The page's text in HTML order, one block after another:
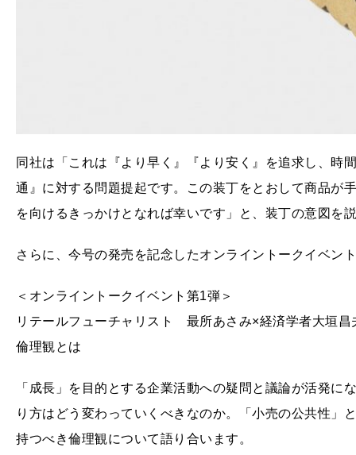
同社は「これは『より早く』『より安く』を追求し、時
通』に対する問題提起です。この装丁をとおして商品が
を向けるきっかけとなれば幸いです」と、装丁の意図を
さらに、今号の発売を記念したオンライントークイベン
＜オンライントークイベント第1弾＞
リテールフューチャリスト 最所あさみ×経済学者大垣
倫理観とは
「成⻑」を目的とする企業活動への疑問と議論が活発
り方はどう変わっていくべきなのか。「小売の公共性」
持つべき倫理観について語り合います。